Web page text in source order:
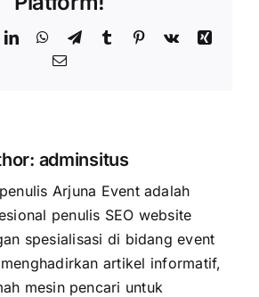
LinkedInWhatsApp
TelegramTumblr Pinterest
Vk
Xing
Email
adminsitus
Arjuna Event adalah
penulis SEO website
spesialisasi di bidang event
artikel informatif,
mesin pencari untuk